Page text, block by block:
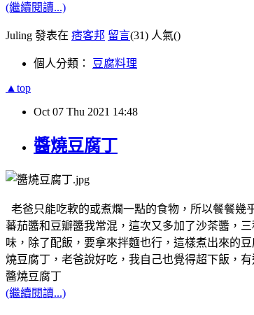
(繼續閱讀...)
Juling 發表在 痞客邦 留言(31) 人氣()
個人分類： 豆腐料理
▲top
Oct 07 Thu 2021 14:48
醬燒豆腐丁
老爸只能吃軟的或煮爛一點的食物，所以餐餐幾
蕃茄醬和豆瓣醬我常混，這次又多加了沙茶醬，
味，除了配飯，要拿來拌麵也行，這樣煮出來的
燒豆腐丁，老爸說好吃，我自己也覺得超下飯，有
醬燒豆腐丁
(繼續閱讀...)